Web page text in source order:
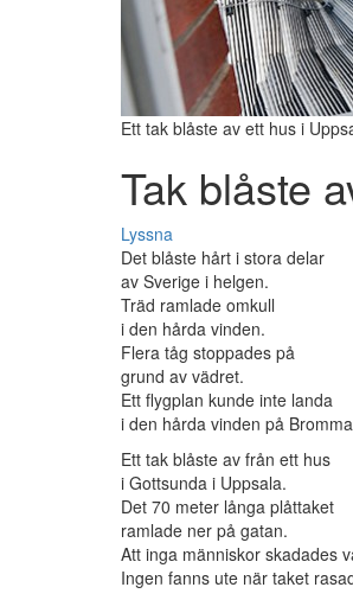
Ett tak blåste av ett hus i
Tak blåste
Lyssna
Det blåste hårt i stora delar
av Sverige i helgen.
Träd ramlade omkull
i den hårda vinden.
Flera tåg stoppades på
grund av vädret.
Ett flygplan kunde inte landa
i den hårda vinden på
Ett tak blåste av från ett hus
i Gottsunda i Uppsala.
Det 70 meter långa plåttaket
ramlade ner på gatan.
Att inga människor skadades
Ingen fanns ute när taket